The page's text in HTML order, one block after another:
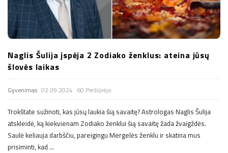
Naglis Šulija įspėja 2 Zodiako ženklus: ateina jūsų
šlovės laikas
Gyvenimas 02.09.2024 60 Peržiūrėjo
Trokštate sužinoti, kas jūsų laukia šią savaitę? Astrologas Naglis Šulija
atskleidė, ką kiekvienam Zodiako ženklui šią savaitę žada žvaigždės.
Saulė keliauja darbščiu, pareigingu Mergelės ženklu ir skatina mus
prisiminti, kad …